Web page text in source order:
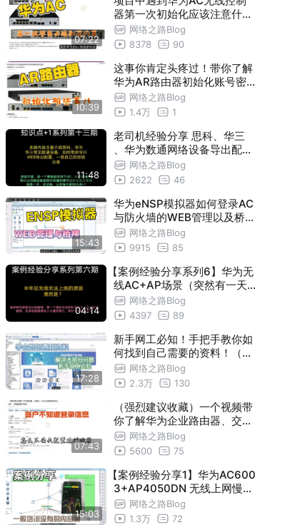
07:22
器第一次初始化应该注意什么
？ 网络之路Blog
8378
90
10:39
这事你肯定头疼过！带你了解
华为AR路由器初始化账号密
码与登录的两种方法
网络之路Blog
1.4万
1
11:48
老司机经验分享 思科、华三
、华为数通网络设备导出配置
的四种方法
网络之路Blog
2622
46
15:43
华为eNSP模拟器如何登录AC
与防火墙的WEB管理以及桥接
到真实网络，让实验更完美
网络之路Blog
9915
85
04:14
【案例经验分享系列6】华为无
线AC+AP场景（突然有一天
，AP不上线了！）
网络之路Blog
4397
89
17:28
新手网工必知！手把手教你如
何找到自己需要的资料！（命
令、配置步骤、实际案例、W
EB配置一体的手册）
网络之路Blog
2.3万
130
07:43
（强烈建议收藏）一个视频带
你了解华为企业路由器、交换
机、AC忘记登录密码怎么破
？（保留配置不丢失）
网络之路Blog
5600
75
15:03
【案例经验分享1】华为AC600
3+AP4050DN 无线上网慢、
漫游效果差
网络之路Blog
1.3万
72